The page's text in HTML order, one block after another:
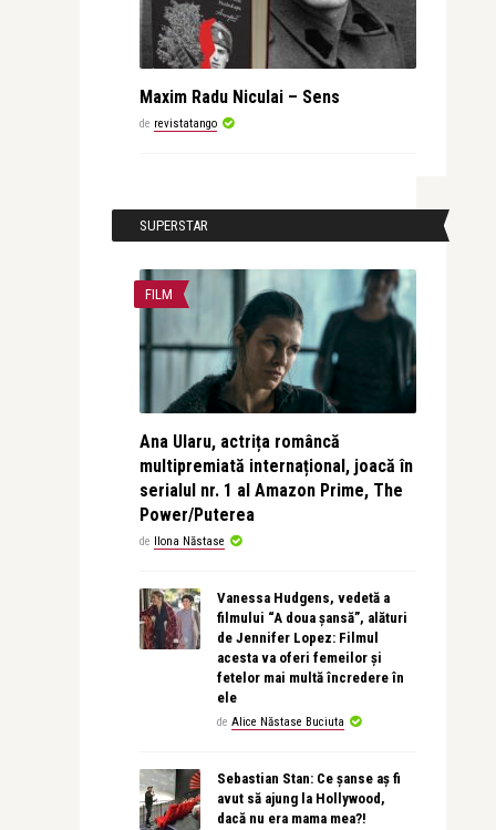
Maxim Radu Niculai – Sens
de revistatango
SUPERSTAR
FILM
Ana Ularu, actrița româncă
multipremiată internațional, joacă în
serialul nr. 1 al Amazon Prime, The
Power/Puterea
de Ilona Năstase
Vanessa Hudgens, vedetă a
filmului “A doua șansă”, alături
de Jennifer Lopez: Filmul
acesta va oferi femeilor și
fetelor mai multă încredere în
ele
de Alice Năstase Buciuta
Sebastian Stan: Ce șanse aș fi
avut să ajung la Hollywood,
dacă nu era mama mea?!